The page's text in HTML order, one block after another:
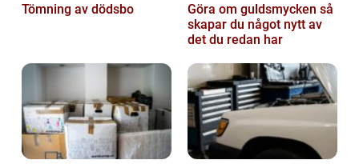
Tömning av dödsbo
Göra om guldsmycken så
skapar du något nytt av
det du redan har